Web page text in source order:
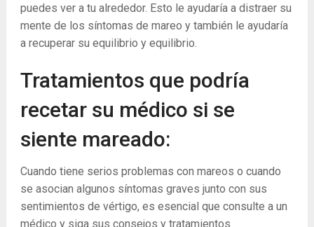
puedes ver a tu alrededor. Esto le ayudaría a distraer su
mente de los síntomas de mareo y también le ayudaría
a recuperar su equilibrio y equilibrio.
Tratamientos que podría
recetar su médico si se
siente mareado:
Cuando tiene serios problemas con mareos o cuando
se asocian algunos síntomas graves junto con sus
sentimientos de vértigo, es esencial que consulte a un
médico y siga sus consejos y tratamientos